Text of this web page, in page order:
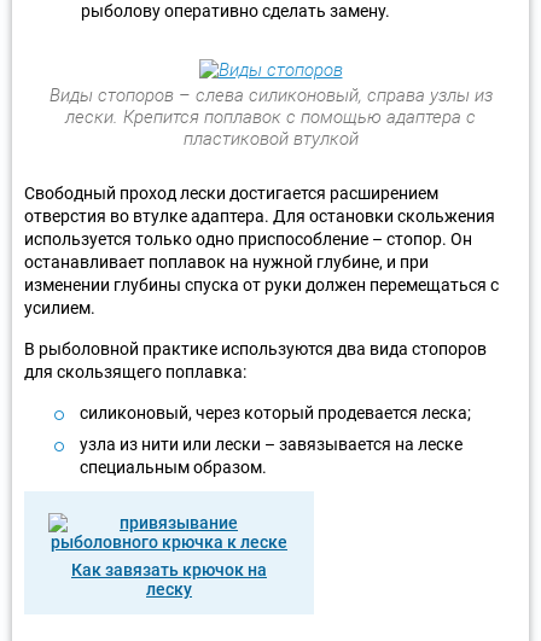
рыболову оперативно сделать замену.
Виды стопоров – слева силиконовый, справа узлы из
лески. Крепится поплавок с помощью адаптера с
пластиковой втулкой
Свободный проход лески достигается расширением
отверстия во втулке адаптера. Для остановки скольжения
используется только одно приспособление – стопор. Он
останавливает поплавок на нужной глубине, и при
изменении глубины спуска от руки должен перемещаться с
усилием.
В рыболовной практике используются два вида стопоров
для скользящего поплавка:
силиконовый, через который продевается леска;
узла из нити или лески – завязывается на леске
специальным образом.
Как завязать крючок на
леску